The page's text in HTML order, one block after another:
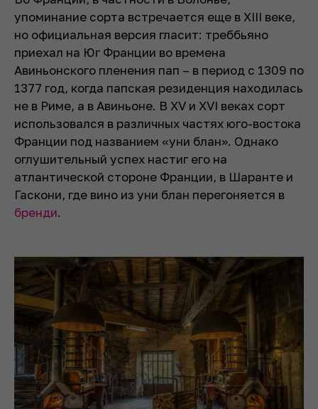
упоминание сорта встречается еще в XIII веке,
но официальная версия гласит: треббьяно
приехал на Юг Франции во времена
Авиньонского пленения пап – в период с 1309 по
1377 год, когда папская резиденция находилась
не в Риме, а в Авиньоне. В XV и XVI веках сорт
использовался в различных частях юго-востока
Франции под названием «уни блан». Однако
оглушительный успех настиг его на
атлантической стороне Франции, в Шаранте и
Гаскони, где вино из уни блан перегоняется в
бренди.